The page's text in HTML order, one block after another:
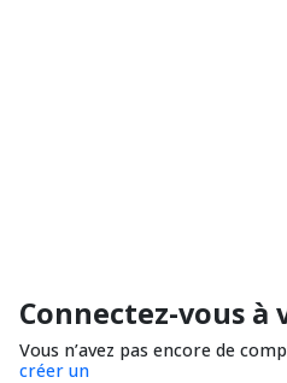
Connectez-vous
Vous n’avez pas encore de
créer un